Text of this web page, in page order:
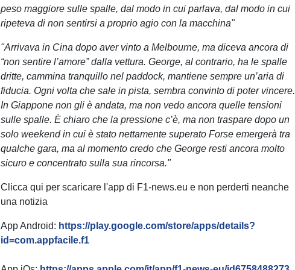
peso maggiore sulle spalle, dal modo in cui parlava, dal modo in cui
ripeteva di non sentirsi a proprio agio con la macchina"
"Arrivava in Cina dopo aver vinto a Melbourne, ma diceva ancora di
“non sentire l’amore” dalla vettura. George, al contrario, ha le spalle
dritte, cammina tranquillo nel paddock, mantiene sempre un’aria di
fiducia. Ogni volta che sale in pista, sembra convinto di poter vincere.
In Giappone non gli è andata, ma non vedo ancora quelle tensioni
sulle spalle. È chiaro che la pressione c’è, ma non traspare dopo un
solo weekend in cui è stato nettamente superato Forse emergerà tra
qualche gara, ma al momento credo che George resti ancora molto
sicuro e concentrato sulla sua rincorsa."
Clicca qui per scaricare l'app di F1-news.eu e non perderti neanche
una notizia
App Android: https://play.google.com/store/apps/details?
id=com.appfacile.f1